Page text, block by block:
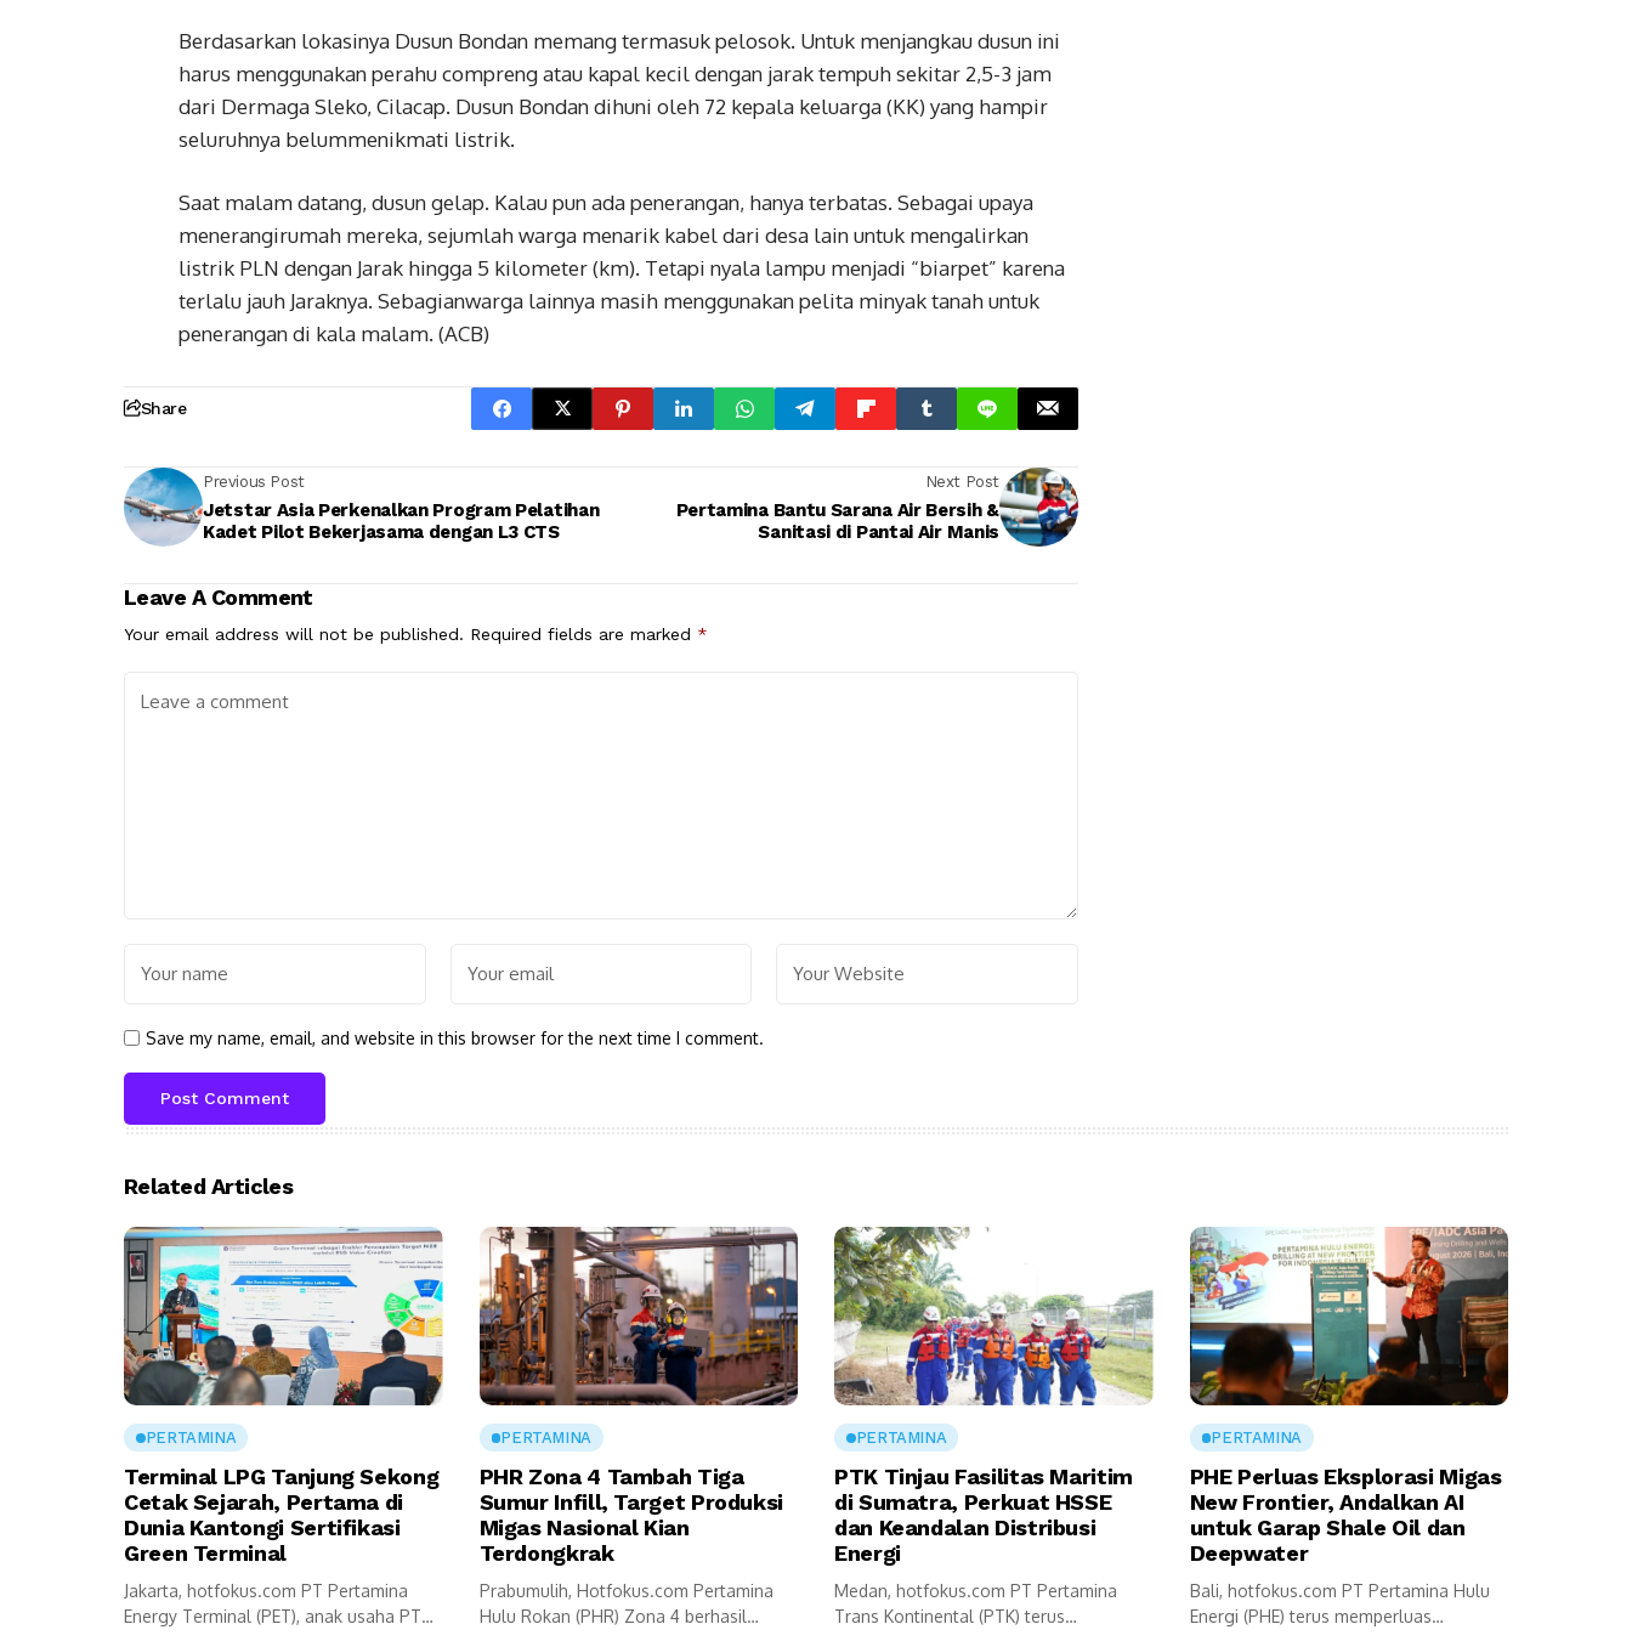
Berdasarkan lokasinya Dusun Bondan memang termasuk pelosok. Untuk menjangkau dusun ini
harus menggunakan perahu compreng atau kapal kecil dengan jarak tempuh sekitar 2,5-3 jam
dari Dermaga Sleko, Cilacap. Dusun Bondan dihuni oleh 72 kepala keluarga (KK) yang hampir
seluruhnya belummenikmati listrik.
Saat malam datang, dusun gelap. Kalau pun ada penerangan, hanya terbatas. Sebagai upaya
menerangirumah mereka, sejumlah warga menarik kabel dari desa lain untuk mengalirkan
listrik PLN dengan Jarak hingga 5 kilometer (km). Tetapi nyala lampu menjadi “biarpet” karena
terlalu jauh Jaraknya. Sebagianwarga lainnya masih menggunakan pelita minyak tanah untuk
penerangan di kala malam. (ACB)
Share
Previous Post
Jetstar Asia Perkenalkan Program Pelatihan
Kadet Pilot Bekerjasama dengan L3 CTS
Next Post
Pertamina Bantu Sarana Air Bersih &
Sanitasi di Pantai Air Manis
Leave A Comment
Your email address will not be published. Required fields are marked *
Save my name, email, and website in this browser for the next time I comment.
Related Articles
PERTAMINA
Terminal LPG Tanjung Sekong
Cetak Sejarah, Pertama di
Dunia Kantongi Sertifikasi
Green Terminal
Jakarta, hotfokus.com PT Pertamina
Energy Terminal (PET), anak usaha PT
PERTAMINA
PHR Zona 4 Tambah Tiga
Sumur Infill, Target Produksi
Migas Nasional Kian
Terdongkrak
Prabumulih, Hotfokus.com Pertamina
Hulu Rokan (PHR) Zona 4 berhasil
PERTAMINA
PTK Tinjau Fasilitas Maritim
di Sumatra, Perkuat HSSE
dan Keandalan Distribusi
Energi
Medan, hotfokus.com PT Pertamina
Trans Kontinental (PTK) terus
PERTAMINA
PHE Perluas Eksplorasi Migas
New Frontier, Andalkan AI
untuk Garap Shale Oil dan
Deepwater
Bali, hotfokus.com PT Pertamina Hulu
Energi (PHE) terus memperluas